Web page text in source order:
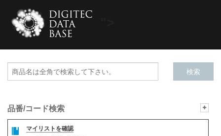
品番/コード検索
マイリストを確認